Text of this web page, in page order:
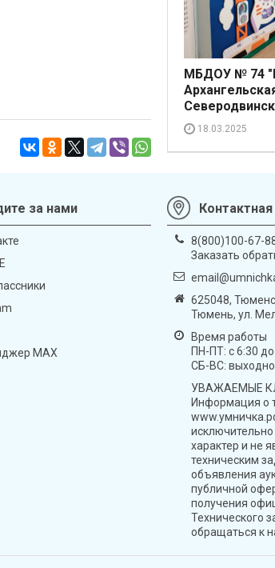
МБДОУ № 74
18.03.2025
за нами
MAX
8(800)100-67-
Заказать
625048,
Тюмень, ул.
Время работы
ПН-ПТ: с 6:30
СБ-ВС:
УВАЖАЕМЫЕ
Информация о
характер и не
техническим
объявления
публичной
получения
Технического
обращаться к